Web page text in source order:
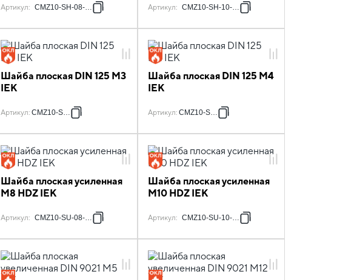
Артикул: CMZ10-SH-08-HDZ Артикул: CMZ10-SH-10-HDZ
Шайба плоская DIN 125 М3
IEK
Артикул: CMZ10-SH-3
Шайба плоская DIN 125 М4
IEK
Артикул: CMZ10-SH-4
Шайба плоская усиленная
M8 HDZ IEK
Артикул: CMZ10-SU-08-HDZ
Шайба плоская усиленная
M10 HDZ IEK
Артикул: CMZ10-SU-10-HDZ